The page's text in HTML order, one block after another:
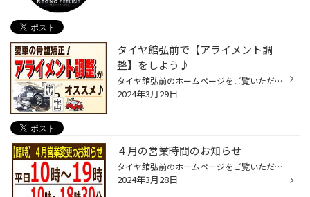
タイヤ館弘前で【アライメント調
整】をしよう♪
タイヤ館弘前のホームページをご覧いただき誠にありがとうございます。 タイヤ館弘前では、タイヤやホイールの他にメンテナンス用品の交換やコーティング等の施工も行っております。 今日は、【アライメント調整】のご紹介を致します(^^)♪ 当店の作業事例には、多くのアライメント調整の事例を紹介...
2024年3月29日
４月の営業時間のお知らせ
タイヤ館弘前のホームページをご覧いただき誠にありがとうございます。 ４月の営業時間は 平日：10時～19時 土日：10時～18時30分 となります。 ご来店の際はお気をつけください。 また、４月は休まず営業致します。 みなさまのご来店を心よりお待ちしております。
2024年3月28日